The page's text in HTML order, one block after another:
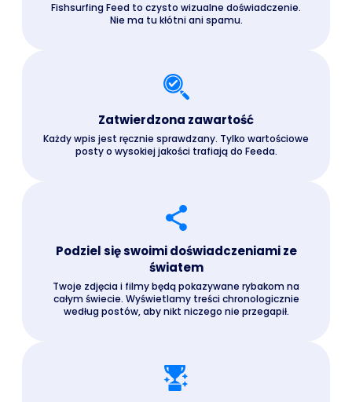
Fishsurfing Feed to czysto wizualne doświadczenie.
Nie ma tu kłótni ani spamu.
Zatwierdzona zawartość
Każdy wpis jest ręcznie sprawdzany. Tylko wartościowe
posty o wysokiej jakości trafiają do Feeda.
Podziel się swoimi doświadczeniami ze
światem
Twoje zdjęcia i filmy będą pokazywane rybakom na
całym świecie. Wyświetlamy treści chronologicznie
według postów, aby nikt niczego nie przegapił.